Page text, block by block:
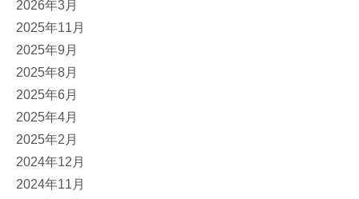
2026年3月
2025年11月
2025年9月
2025年8月
2025年6月
2025年4月
2025年2月
2024年12月
2024年11月